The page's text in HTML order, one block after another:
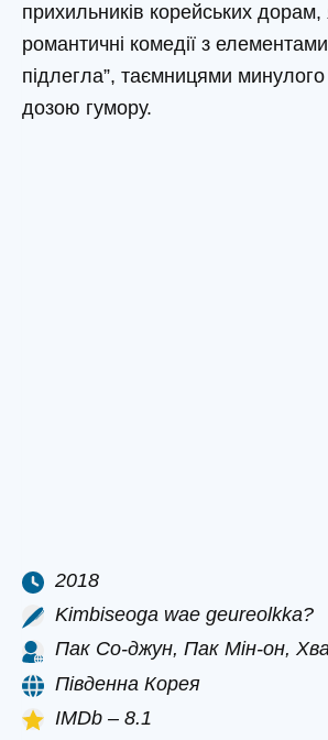
прихильників корейських
романтичні комедії з
підлегла”, таємницями
дозою гумору.
2018
Kimbiseoga wae geureolkka?
Пак Со-джун, Пак Мін-он,
Південна Корея
IMDb – 8.1